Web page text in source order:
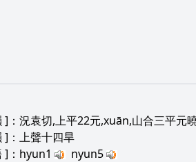
]：況袁切,上平22元,xuān,山合三平元
]：上聲十四旱
]：hyun1
nyun5